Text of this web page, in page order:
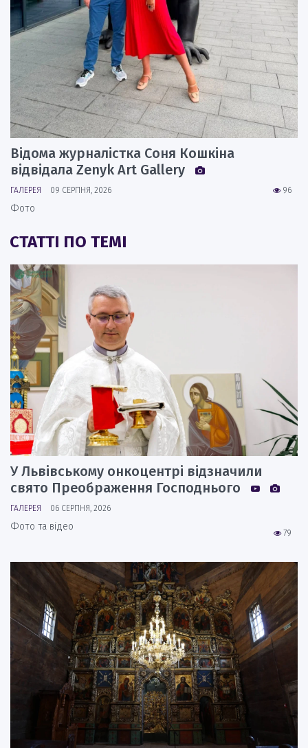
Відома журналістка Соня Кошкіна
відвідала Zenyk Art Gallery
96
ГАЛЕРЕЯ 09 СЕРПНЯ, 2026
Фото
СТАТТІ ПО ТЕМІ
У Львівському онкоцентрі відзначили
свято Преображення Господнього
ГАЛЕРЕЯ 06 СЕРПНЯ, 2026
79
Фото та відео